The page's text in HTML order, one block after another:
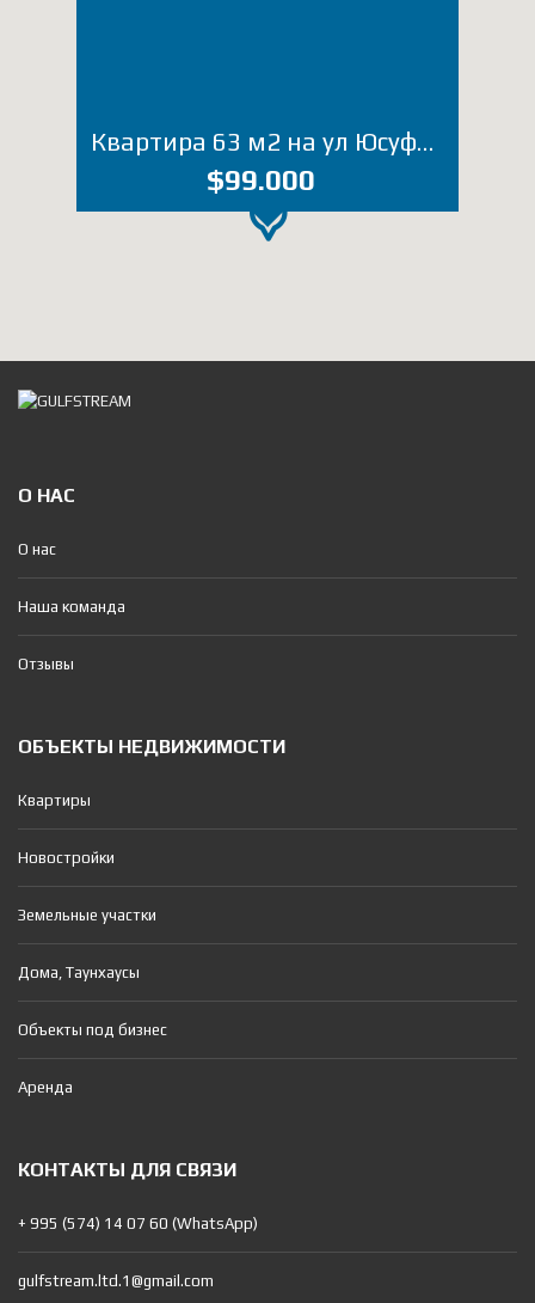
Квартира 63 м2 на ул Юсуфа Кобаладзе (Лот 5101ЮТ)
$99.000
О НАС
О нас
Наша команда
Отзывы
ОБЪЕКТЫ НЕДВИЖИМОСТИ
Квартиры
Новостройки
Земельные участки
Дома, Таунхаусы
Объекты под бизнес
Аренда
КОНТАКТЫ ДЛЯ СВЯЗИ
+ 995 (574) 14 07 60 (WhatsApp)
gulfstream.ltd.1@gmail.com